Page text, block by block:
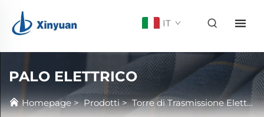
IT
PALO ELETTRICO
Homepage>Prodotti>Torre di Trasmissione Elettrica